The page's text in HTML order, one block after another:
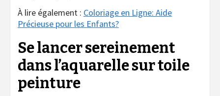
À lire également : Coloriage en Ligne: Aide
Précieuse pour les Enfants?
Se lancer sereinement
dans l’aquarelle sur toile
peinture